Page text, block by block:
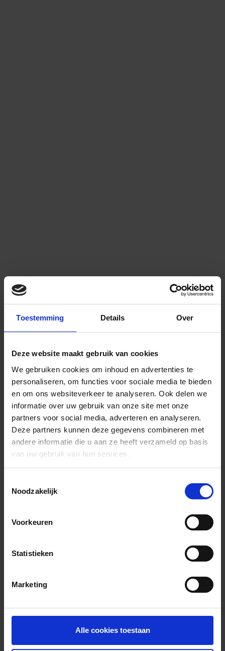
Toestemming Details Over
Deze website maakt gebruik van cookies
We gebruiken cookies om inhoud en advertenties te
personaliseren, om functies voor sociale media te bieden
en om ons websiteverkeer te analyseren. Ook delen we
informatie over uw gebruik van onze site met onze
partners voor social media, adverteren en analyseren.
Deze partners kunnen deze gegevens combineren met
andere informatie die u aan ze heeft verzameld op basis
van uw gebruik van hun services.
Noodzakelijk
Voorkeuren
Statistieken
Marketing
Alle cookies toestaan